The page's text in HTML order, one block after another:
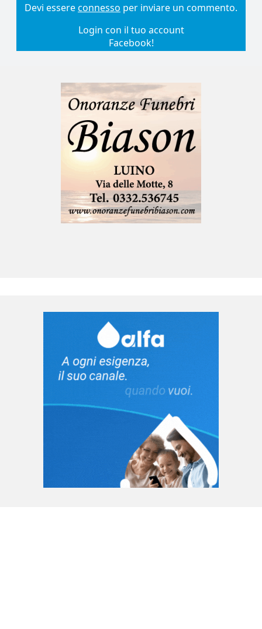
Devi essereconnesso per inviare un commento.
Login con il tuo account
Facebook!